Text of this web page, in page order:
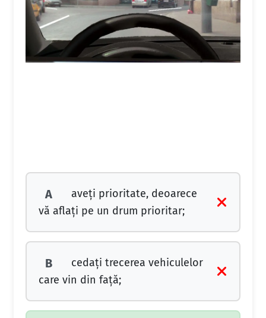
A
aveţi prioritate, deoarece
vă aflaţi pe un drum prioritar;
B
cedaţi trecerea vehiculelor
care vin din faţă;